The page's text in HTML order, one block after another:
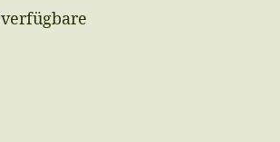
verfügbare